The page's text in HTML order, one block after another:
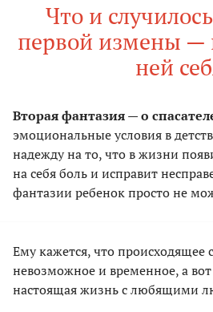
Что и
первой измены —
ней
Вторая фантазия — о
эмоциональные условия в
надежду на то, что в жизни
на себя боль и исправит
фантазии ребенок просто не
Ему кажется, что происходящее
невозможное и временное, а
настоящая жизнь с любящими